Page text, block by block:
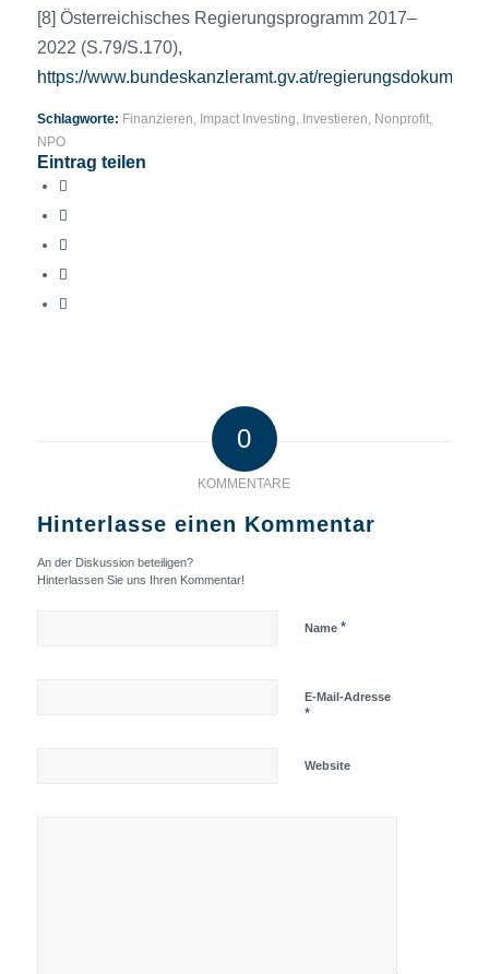
[8] Österreichisches Regierungsprogramm 2017–
2022 (S.79/S.170),
https://www.bundeskanzleramt.gv.at/regierungsdokumente
Schlagworte: Finanzieren Impact Investing Investieren Nonprofit,
NPO
Eintrag teilen
0
KOMMENTARE
Hinterlasse einen Kommentar
An der Diskussion beteiligen?
Hinterlassen Sie uns Ihren Kommentar!
Name *
E-Mail-Adresse
*
Website